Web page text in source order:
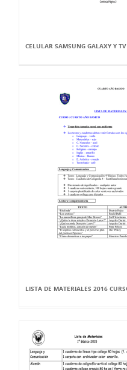
CELULAR SAMSUNG GALAXY Y
LISTA DE MATERIALES 2016